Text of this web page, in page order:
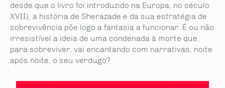
desde que o livro foi introduzido na Europa, no século
XVII), a história de Sherazade e da sua estratégia de
sobrevivência põe logo a fantasia a funcionar. É ou não
irresistível a ideia de uma condenada à morte que,
para sobreviver, vai encantando com narrativas, noite
após noite, o seu verdugo?